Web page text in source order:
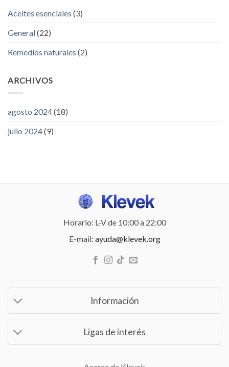
saber
el
micropigmentación
estos
comunes
Aceites esenciales (3)
General(22)
Remedios naturales (2)
ARCHIVOS
agosto 2024(18)
julio 2024(9)
Horario: L-V de 10:00 a 22:00
E-mail: ayuda@klevek.org
Información
Ligas de interés